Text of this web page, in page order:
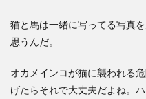
猫と馬は一緒に写ってる写真
思うんだ。
オカメインコが猫に襲われる
げたらそれで大丈夫だよね。